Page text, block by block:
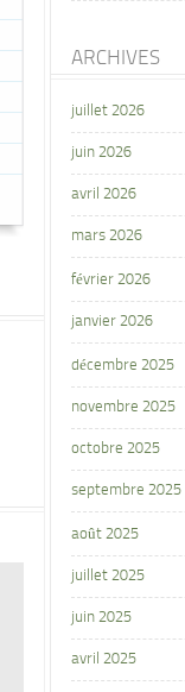
ARCHIVES
juillet 2026
juin 2026
avril 2026
mars 2026
février 2026
janvier 2026
décembre 2025
novembre 2025
octobre 2025
septembre 2025
août 2025
juillet 2025
juin 2025
avril 2025